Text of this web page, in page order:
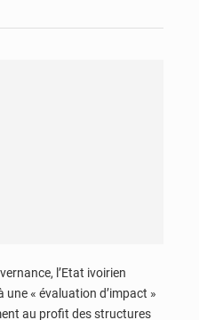
l’Etat ivoirien
« évaluation d’impact »
au profit des structures